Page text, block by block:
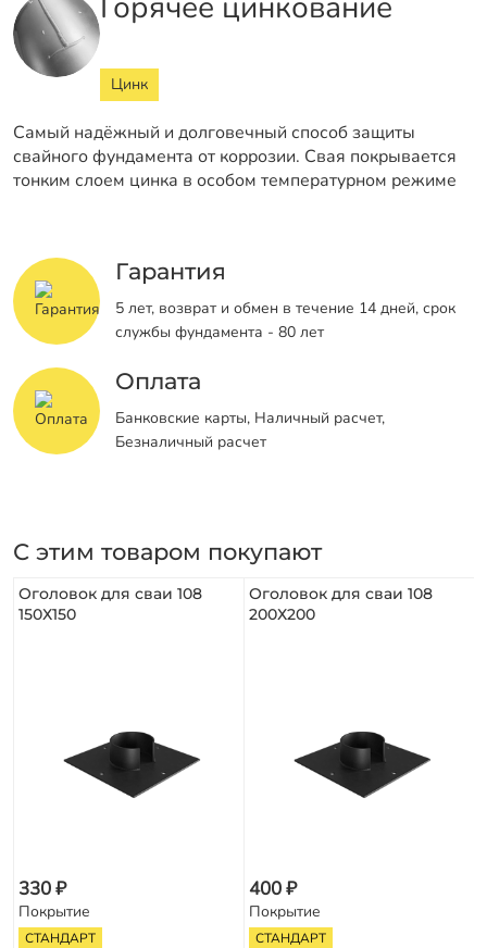
Цинк
Самый надёжный и долговечный способ защиты
свайного фундамента от коррозии. Свая покрывается
тонким слоем цинка в особом температурном режиме
Гарантия
5 лет, возврат и обмен в течение 14 дней, срок
службы фундамента - 80 лет
Оплата
Банковские карты, Наличный расчет,
Безналичный расчет
С этим товаром покупают
Оголовок для сваи 108
150Х150
330 ₽
Покрытие
СТАНДАРТ
Оголовок для сваи 108
200Х200
400 ₽
Покрытие
СТАНДАРТ